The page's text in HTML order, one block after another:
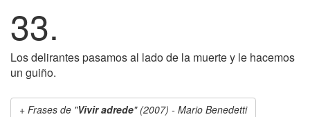
33.
Los delirantes pasamos al lado de la muerte y le hacemos
un guiño.
Frases de "Vivir adrede" (2007) - Mario Benedetti